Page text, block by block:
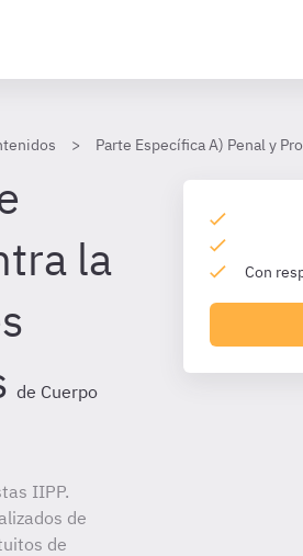
Parte Específica A) Penal y
la
de Cuerpo
IIPP.
de
de
Con